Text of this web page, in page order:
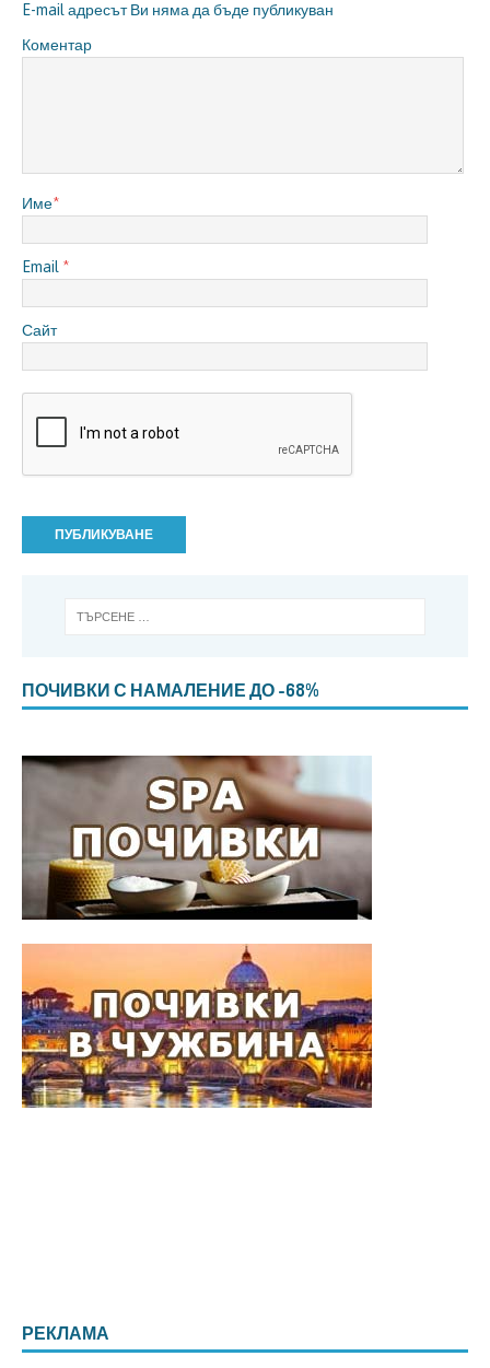
E-mail адресът Ви няма да бъде публикуван
Коментар
Име*
Email *
Сайт
ПОЧИВКИ С НАМАЛЕНИЕ ДО -68%
РЕКЛАМА